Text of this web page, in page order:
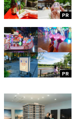
PR
PR